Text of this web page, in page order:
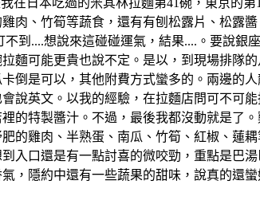
在日本吃過的米其林拉麵第41碗，東京的
肉、竹筍等蔬食，還有有刨松露片、松露
到....想說來這碰碰運氣，結果....。要說
麵可能更貴也說不定。是以，到現場排隊
倒是可以，其他附費方式蠻多的。兩邊的
說英文。以我的經驗，在拉麵店問可不可
的特製醬汁。不過，最後我都沒動就是了
的雞肉、半熟蛋、南瓜、竹筍、紅椒、蓮
入口還是有一點討喜的微咬勁，重點是巴
，隱約中還有一些蔬果的甜味，說真的還